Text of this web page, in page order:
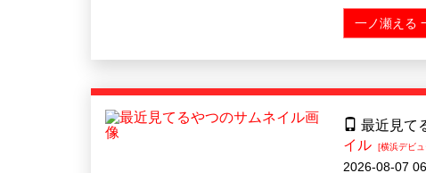
一ノ瀬える
最近見て
イル
[横浜デビュ
2026-08-07